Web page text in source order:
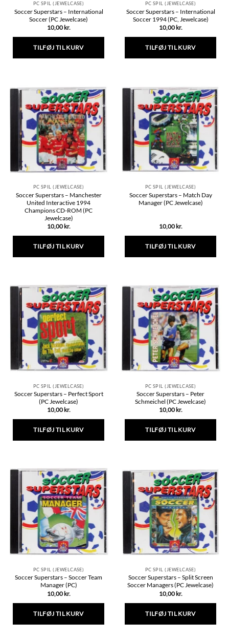
PC SPIL (JEWELCASE)
Soccer Superstars – International
Soccer (PC Jewelcase)
10,00 kr.
TILFØJ TIL KURV
PC SPIL (JEWELCASE)
Soccer Superstars – International
Soccer 1994 (PC, Jewelcase)
10,00 kr.
TILFØJ TIL KURV
PC SPIL (JEWELCASE)
Soccer Superstars – Manchester
United Interactive 1994
Champions CD-ROM (PC
Jewelcase)
10,00 kr.
TILFØJ TIL KURV
PC SPIL (JEWELCASE)
Soccer Superstars – Match Day
Manager (PC Jewelcase)
10,00 kr.
TILFØJ TIL KURV
PC SPIL (JEWELCASE)
Soccer Superstars – Perfect Sport
(PC Jewelcase)
10,00 kr.
TILFØJ TIL KURV
PC SPIL (JEWELCASE)
Soccer Superstars – Peter
Schmeichel (PC Jewelcase)
10,00 kr.
TILFØJ TIL KURV
PC SPIL (JEWELCASE)
Soccer Superstars – Soccer Team
Manager (PC)
10,00 kr.
TILFØJ TIL KURV
PC SPIL (JEWELCASE)
Soccer Superstars – Split Screen
Soccer Managers (PC Jewelcase)
10,00 kr.
TILFØJ TIL KURV